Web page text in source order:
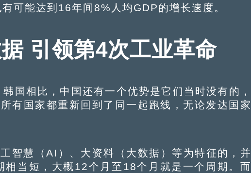
可能达到16年间8%人均GDP的增长速度。
引领第4次工业革命
相比，中国还有一个优势是它们当时没有的，
有国家都重新回到了同一起跑线，无论发达国家
慧（AI）、大资料（大数据）等为特征的，并
相当短，大概12个月至18个月就是一个周期。而